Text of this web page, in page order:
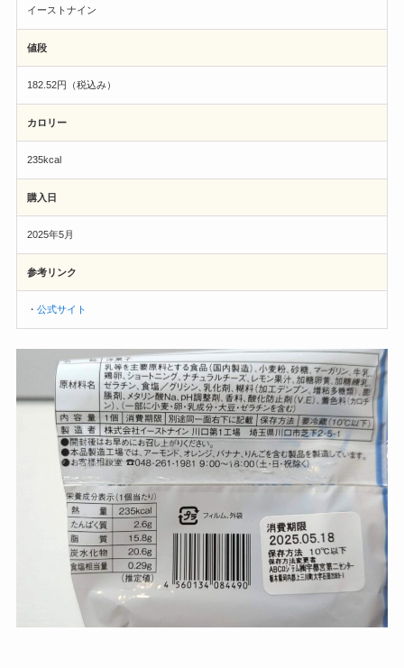
イーストナイン
値段
182.52円（税込み）
カロリー
235kcal
購入日
2025年5月
参考リンク
・公式サイト